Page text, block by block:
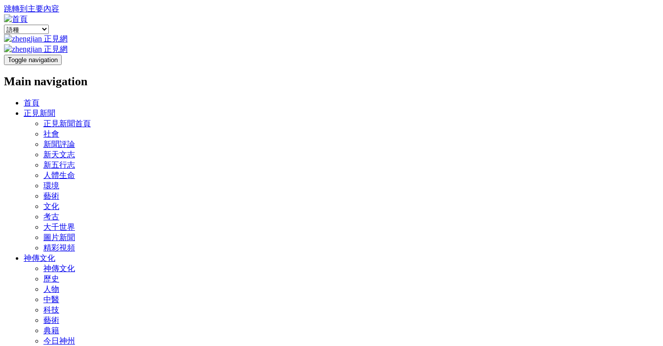
跳轉到主要內容
Toggle navigation
Main navigation
首頁
正見新聞
正見新聞首頁
社會
新聞評論
新天文志
新五行志
人體生命
環境
藝術
文化
考古
大千世界
圖片新聞
精彩視頻
神傳文化
神傳文化
歷史
人物
中醫
科技
藝術
典籍
今日神州